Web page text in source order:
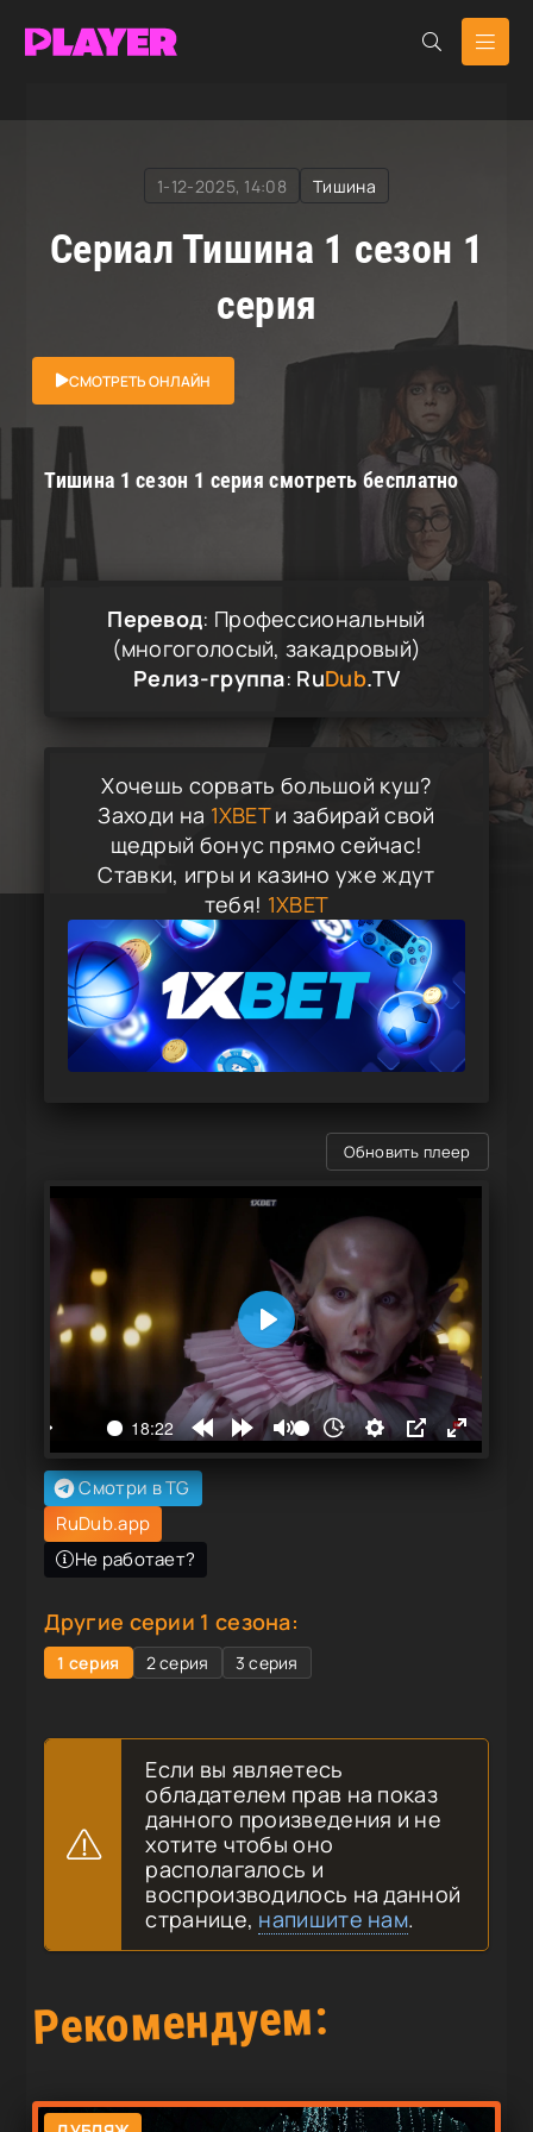
1-12-2025, 14:08 Тишина
Сериал Тишина 1 сезон 1
серия
СМОТРЕТЬ ОНЛАЙН
Тишина 1 сезон 1 серия смотреть бесплатно
Обновить плеер
Смотри в TG
RuDub.app
Не работает?
Другие серии 1 сезона:
1 серия 2 серия 3 серия
Если вы являетесь
обладателем прав на показ
данного произведения и не
хотите чтобы оно
располагалось и
воспроизводилось на данной
странице, напишите нам.
Перевод: Профессиональный
(многоголосый, закадровый)
Релиз-группа: RuDub.TV
Хочешь сорвать большой куш?
Заходи на 1XBETи забирай свой
щедрый бонус прямо сейчас!
Ставки, игры и казино уже ждут
тебя! 1XBET
Рекомендуем: